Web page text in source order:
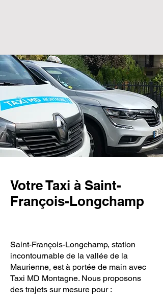
Votre Taxi à Saint-
François-Longchamp
Saint-François-Longchamp, station
incontournable de la vallée de la
Maurienne, est à portée de main avec
Taxi MD Montagne. Nous proposons
des trajets sur mesure pour :